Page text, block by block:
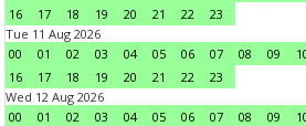
16
17 18 19 20 21 22
23
Tue 11 Aug 2026
00
01 02 03 04 05 06 07 08 09
16
17 18 19 20 21 22
23
Wed 12 Aug 2026
00
01 02 03 04 05 06 07 08 09